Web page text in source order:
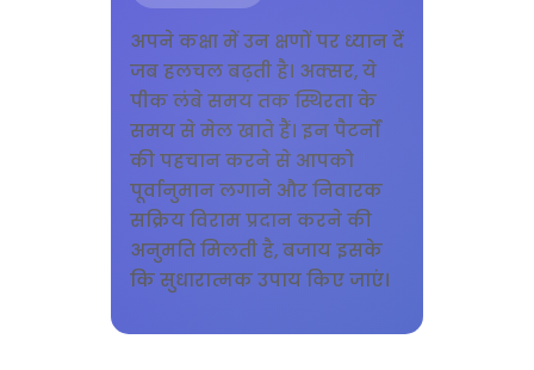
अपने कक्षा में उन क्षणों पर ध्यान दें
जब हलचल बढ़ती है। अक्सर, ये
पीक लंबे समय तक स्थिरता के
समय से मेल खाते हैं। इन पैटर्नों
की पहचान करने से आपको
पूर्वानुमान लगाने और निवारक
सक्रिय विराम प्रदान करने की
अनुमति मिलती है, बजाय इसके
कि सुधारात्मक उपाय किए जाएं।